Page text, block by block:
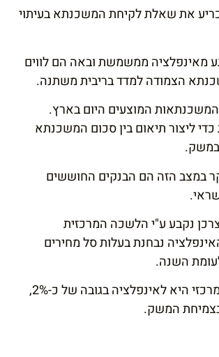
את שאלת לקיחת המשכנתא בעיתוי
מאינפלציה ממשמשת ובאה הם לווים
הצמודה למדד בריבית משתנה.
המשכנתאות המוצעים היום בארץ.
ליצור תיאום בין סכום המשכנתא
במצב הזה הם הבנקים החוששים
נקבע ע"י הלשכה המרכזית
נבחנת בעלות סל מחירים
השנה.
מדיניות הבנק המרכזי היא לאינפלציה בגובה של כ-2%,
בצמיחת המשק.